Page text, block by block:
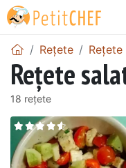
Rețete Rețete
Rețete
18 rețete